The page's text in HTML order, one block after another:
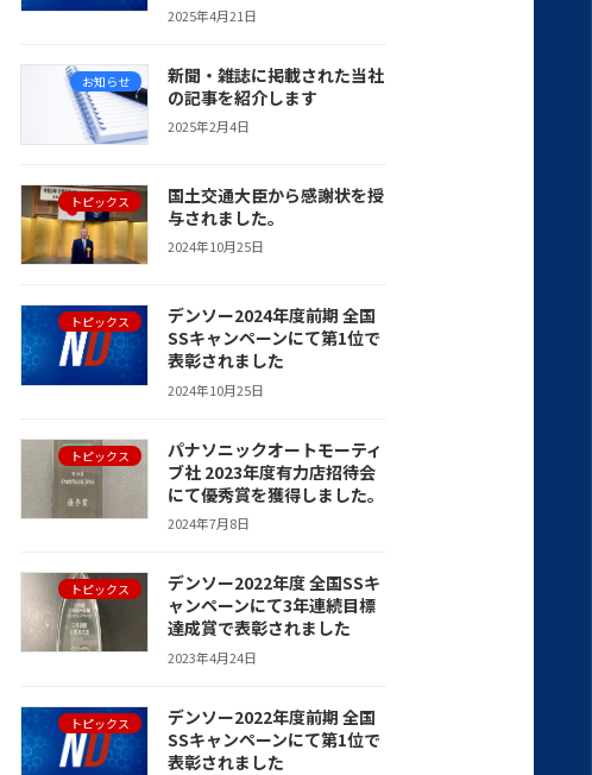
2025年4月21日
お知らせ
新聞・雑誌に掲載された当社
の記事を紹介します
2025年2月4日
トピックス
国土交通大臣から感謝状を授
与されました。
2024年10月25日
トピックス
デンソー2024年度前期 全国
SSキャンペーンにて第1位で
表彰されました
2024年10月25日
トピックス
パナソニックオートモーティ
ブ社 2023年度有力店招待会
にて優秀賞を獲得しました。
2024年7月8日
トピックス
デンソー2022年度 全国SSキ
ャンペーンにて3年連続目標
達成賞で表彰されました
2023年4月24日
トピックス
デンソー2022年度前期 全国
SSキャンペーンにて第1位で
表彰されました